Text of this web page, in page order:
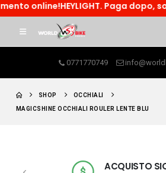
Paga dopo, sorridi
0771770749
SHOP OCCHIALI
MAGICSHINE OCCHIALI ROULER LENTE BLU
ACQUISTO